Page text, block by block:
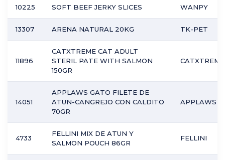
10225 SOFT BEEF JERKY SLICES WANPY
13307 ARENA NATURAL 20KG TK-PET
11896
CATXTREME CAT ADULT
STERIL PATE WITH SALMON
150GR
CATXTREME
14051
APPLAWS GATO FILETE DE
ATUN-CANGREJO CON CALDITO
70GR
APPLAWS
4733
FELLINI MIX DE ATUN Y
SALMON POUCH 86GR
FELLINI